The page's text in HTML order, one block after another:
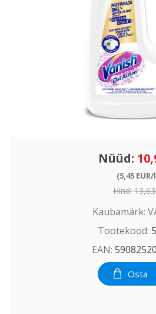
Nüüd:
(5,45 EUR/
Hind:
Kaubamärk:
Tootekood:
EAN:
Osta